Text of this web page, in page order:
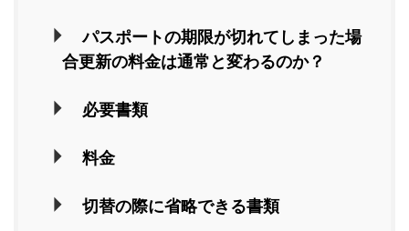
パスポートの期限が切れてしまった場
合更新の料金は通常と変わるのか？
必要書類
料金
切替の際に省略できる書類